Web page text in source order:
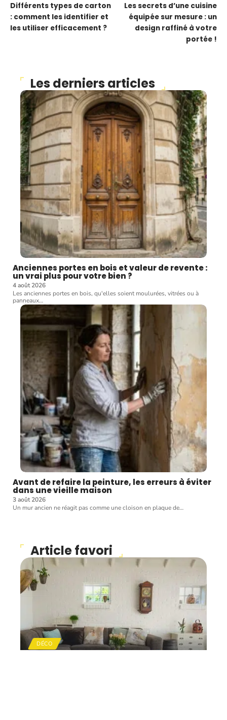
Différents types de carton
: comment les identifier et
les utiliser efficacement ?
Les secrets d’une cuisine
équipée sur mesure : un
design raffiné à votre
portée !
Les derniers articles
Anciennes portes en bois et valeur de revente :
un vrai plus pour votre bien ?
4 août 2026
Les anciennes portes en bois, qu'elles soient moulurées, vitrées ou à
panneaux…
Avant de refaire la peinture, les erreurs à éviter
dans une vieille maison
3 août 2026
Un mur ancien ne réagit pas comme une cloison en plaque de…
Article favori
DÉCO